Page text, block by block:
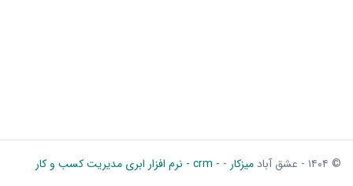
© ۱۴۰۴ - عشق آباد میزکار - - crm - نرم افزار ابری مدیریت کسب و کار